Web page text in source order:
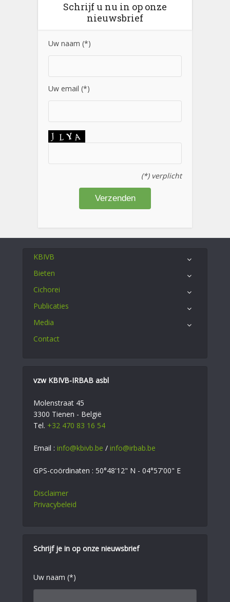
Schrijf u nu in op onze
nieuwsbrief
Uw naam (*)
Uw email (*)
(*) verplicht
KBIVB
Bieten
Cichorei
Publicaties
Media
Contact
vzw KBIVB-IRBAB asbl
Molenstraat 45
3300 Tienen - België
Tel. +32 470 83 16 54
Email : info@kbivb.be / info@irbab.be
GPS-coördinaten : 50°48'12" N - 04°57'00" E
Disclaimer
Privacybeleid
Schrijf je in op onze nieuwsbrief
Uw naam (*)